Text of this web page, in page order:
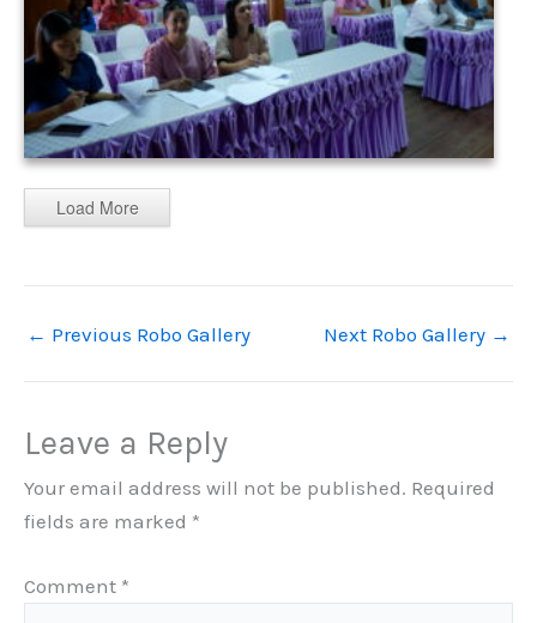
Load More
← Previous Robo Gallery Next Robo Gallery →
Leave a Reply
Your email address will not be published. Required
fields are marked *
Comment *